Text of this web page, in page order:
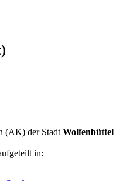
(AK) der Stadt Wolfenbüttel
in: